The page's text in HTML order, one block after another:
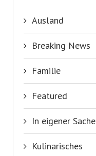
Ausland
Breaking News
Familie
Featured
In eigener Sache
Kulinarisches